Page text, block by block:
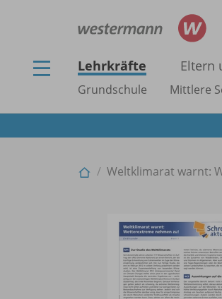
Lehrkräfte Eltern
Grundschule Mittlere
Weltklimarat warnt: